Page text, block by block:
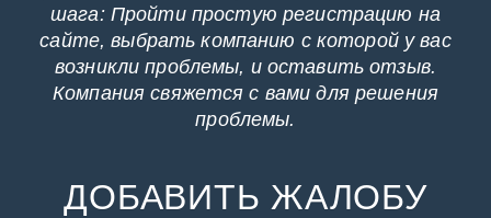
шага: Пройти простую регистрацию на
сайте, выбрать компанию с которой у вас
возникли проблемы, и оставить отзыв.
Компания свяжется с вами для решения
проблемы.
ДОБАВИТЬ ЖАЛОБУ